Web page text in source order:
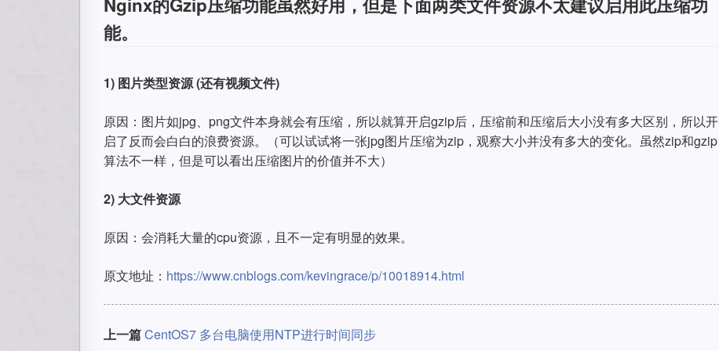
能。
1) 图片类型资源 (还有视频文件)
原因：图片如jpg、png文件本身就会有压缩，所以就算开启gzip后，压缩前和压缩后大小没有多大区别，所以开
启了反而会白白的浪费资源。（可以试试将一张jpg图片压缩为zip，观察大小并没有多大的变化。虽然zip和gzip
算法不一样，但是可以看出压缩图片的价值并不大）
2) 大文件资源
原因：会消耗大量的cpu资源，且不一定有明显的效果。
原文地址： https://www.cnblogs.com/kevingrace/p/10018914.html
上一篇CentOS7 多台电脑使用NTP进行时间同步